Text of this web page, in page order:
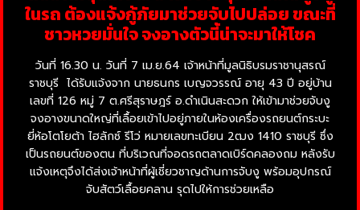
ในรถ ต้องแจ้งกู้ภัยมาช่วยจับไปปล่อย ขณะที่
ชาวหวยมั่นใจ จงอางตัวนี้น่าจะมาให้โชค
วันที่ 16.30 น. วันที่ 7 เม.ย.64 เจ้าหน้าที่มูลนิธิบรมราชานุสรณ์
ราชบุรี ได้รับแจ้งจาก นายธนกร เบญจวรรณ์ อายุ 43 ปี อยู่บ้าน
เลขที่ 126 หมู่ 7 ต.ศรีสุราษฎร์ อ.ดําเนินสะดวก ให้เข้ามาช่วยจับงู
จงอางขนาดใหญ่ที่เลื้อยเข้าไปอยู่ภายในห้องเครื่องรถยนต์กระบะ
ยี่ห้อโตโยต้า ไฮลักซ์ รีโว่ หมายเลขทะเบียน 2ฒง 1410 ราชบุรี ซึ่ง
เป็นรถยนต์ของตน ที่บริเวณที่จอดรถตลาดเบิร์ดคลองถม หลังรับ
แจ้งเหตุจึงได้ส่งเจ้าหน้าที่ผู้เชี่ยวชาญด้านการจับงู พร้อมอุปกรณ์
จับสัตว์เลื้อยคลาน รุดไปให้การช่วยเหลือ